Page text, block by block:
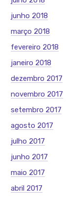
junho 2018
março 2018
fevereiro 2018
janeiro 2018
dezembro 2017
novembro 2017
setembro 2017
agosto 2017
julho 2017
junho 2017
maio 2017
abril 2017